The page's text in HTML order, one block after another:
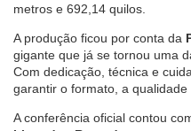
metros e 692,14 quilos.
A produção ficou por conta da
gigante que já se tornou uma
Com dedicação, técnica e
garantir o formato, a
A conferência oficial contou